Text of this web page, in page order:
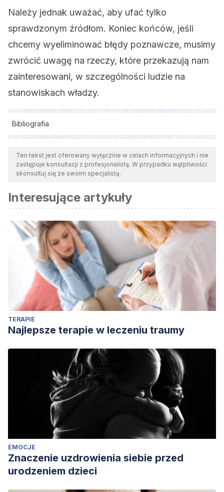
Należy jednak uważać, aby ufać tylko
sprawdzonym źródłom. Koniec końców, jeśli
chcemy wyeliminować błędy poznawcze, musimy
zwrócić uwagę na rzeczy, które przekazują nam
zainteresowani, w szczególności ludzie na
stanowiskach władzy.
Bibliografia
Wszystkie cytowane źródła zostały gruntownie
przeanalizowane przez nasz zespół w celu zapewnienia ich
jakości, wiarygodności, aktualności i ważności. Bibliografia
względem naukowym lub akademickim.
Harvey, P. (2018). Karma. In The Oxford Handbook of
Buddhist Ethics.
https://doi.org/10.1093/oxfordhb/9780198746140.001.0001
Schacter, D. L., Guerin, S. A., & St. Jacques, P. L. (2011).
Memory distortion: An adaptive perspective.
Trends in
Cognitive Sciences. https://doi.org/10.1016/j.tics.2011.08.004
Russo, J. E., Medvec, V. H., & Meloy, M. G. (1996).
distortion of information during decisions. Organizational
Behavior and Human Decision Processes.
https://doi.org/10.1006/obhd.1996.0041
Ten tekst jest oferowany wyłącznie w celach informacyjnych i nie
zastępuje konsultacji z profesjonalistą. W przypadku wątpliwości
skonsultuj się ze swoim specjalistą.
Interesujące artykuły
TERAPIE
Najlepsze terapie w leczeniu traumy
EMOCJE
Znaczenie uzdrowienia siebie przed
urodzeniem dzieci